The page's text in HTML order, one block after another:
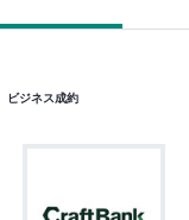
ビジネス成約